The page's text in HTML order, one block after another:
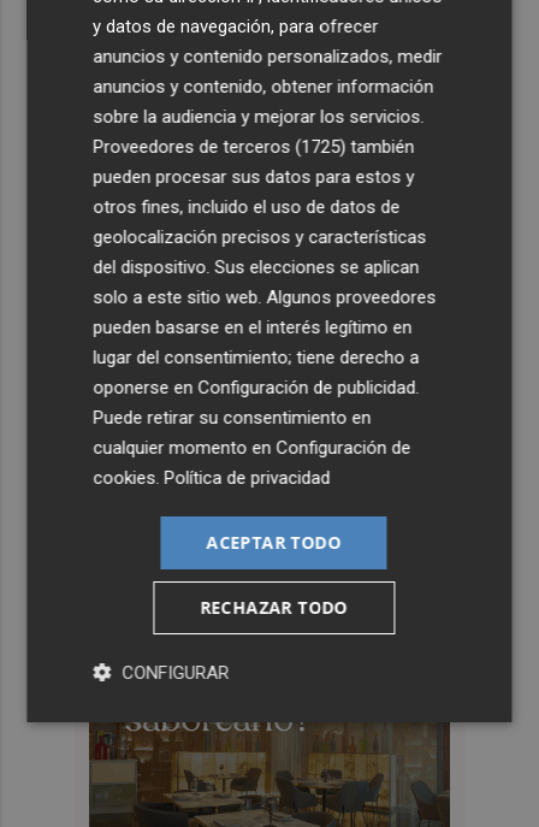
y datos de navegación, para ofrecer
anuncios y contenido personalizados, medir
anuncios y contenido, obtener información
sobre la audiencia y mejorar los servicios.
Proveedores de terceros (1725) también
pueden procesar sus datos para estos y
otros fines, incluido el uso de datos de
geolocalización precisos y características
del dispositivo. Sus elecciones se aplican
solo a este sitio web. Algunos proveedores
pueden basarse en el interés legítimo en
lugar del consentimiento; tiene derecho a
oponerse enConfiguración de publicidad.
Puede retirar su consentimiento en
cualquier momento enConfiguración de
cookies.Política de privacidad
ACEPTAR TODO
RECHAZAR TODO
CONFIGURAR